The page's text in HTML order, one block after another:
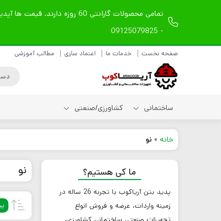
- 09125079825
صفحه نخست خدمات ما اعتماد سازی مطالب آموزشی
ساختمانی
شیلنگ ویبراتور
شیلنگ ویبراتور بادی
لوازم یدکی شیلنگ
ویبراتور
کشاورزی/صنعتی
خانه » نو
نو ما کی هستیم؟
پدید بتن آریاکوب با تجربه
ساله در
زمینه واردات، عرضه و فروش انواع